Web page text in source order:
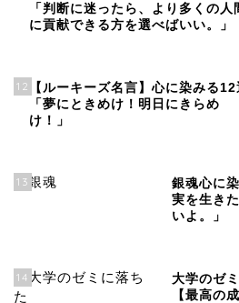
「判断に迷ったら、より多くの人
に貢献できる方を選べばいい。」
12
【ルーキーズ名言】心に染みる12
「夢にときめけ！明日にきらめ
け！」
13
銀魂心に
実を生き
いよ。」
14
大学のゼ
【最高の